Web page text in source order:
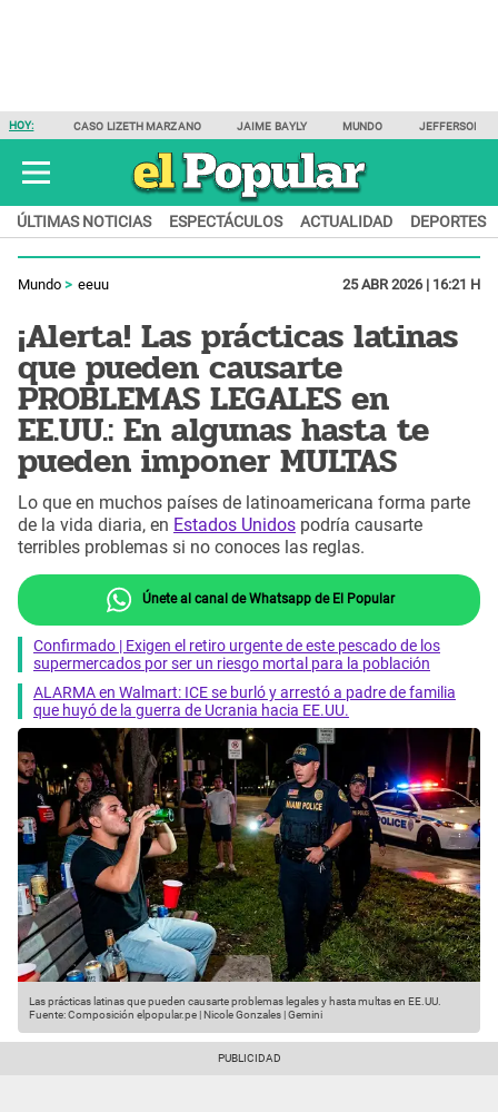
HOY: CASO LIZETH MARZANO JAIME BAYLY MUNDO JEFFERSON
ÚLTIMAS NOTICIAS ESPECTÁCULOS ACTUALIDAD DEPORTES
Mundo eeuu 25 ABR 2026 | 16:21 H
¡Alerta! Las prácticas latinas
que pueden causarte
PROBLEMAS LEGALES en
EE.UU.: En algunas hasta te
pueden imponer MULTAS
Lo que en muchos países de latinoamericana forma parte
de la vida diaria, en Estados Unidos podría causarte
terribles problemas si no conoces las reglas.
Únete al canal de Whatsapp de El Popular
Confirmado | Exigen el retiro urgente de este pescado de los
supermercados por ser un riesgo mortal para la población
ALARMA en Walmart: ICE se burló y arrestó a padre de familia
que huyó de la guerra de Ucrania hacia EE.UU.
Las prácticas latinas que pueden causarte problemas legales y hasta multas en EE.UU.
Fuente: Composición elpopular.pe | Nicole Gonzales | Gemini